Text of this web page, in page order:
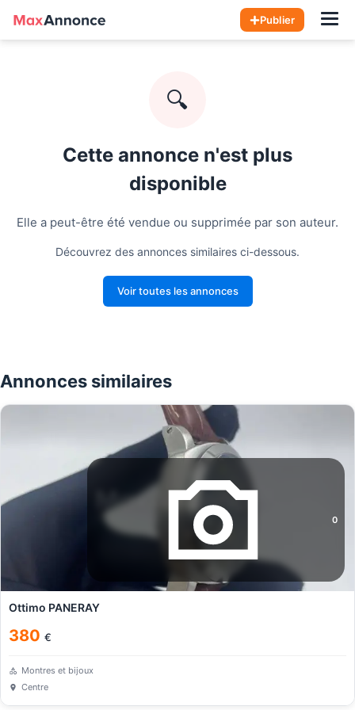
Publier
🔍
Cette annonce n'est plus
disponible
Elle a peut-être été vendue ou supprimée par son auteur.
Découvrez des annonces similaires ci-dessous.
Voir toutes les annonces
Annonces similaires
0
Ottimo PANERAY
380 €
Montres et bijoux
Centre